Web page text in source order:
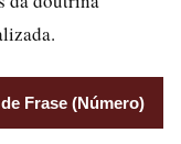
Frase (Número)